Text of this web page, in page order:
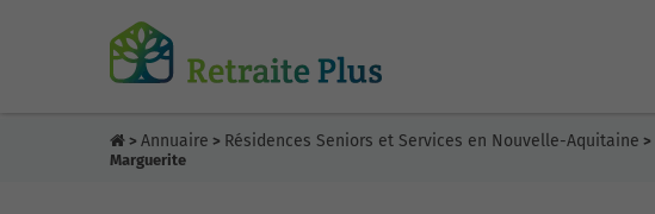
> Annuaire > Résidences Seniors et Services en Nouvelle-Aquitaine >
Marguerite